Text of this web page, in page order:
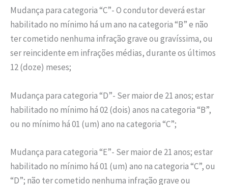
Mudança para categoria “C”- O condutor deverá estar
habilitado no mínimo há um ano na categoria “B” e não
ter cometido nenhuma infração grave ou gravíssima, ou
ser reincidente em infrações médias, durante os últimos
12 (doze) meses;
Mudança para categoria “D”- Ser maior de 21 anos; estar
habilitado no mínimo há 02 (dois) anos na categoria “B”,
ou no mínimo há 01 (um) ano na categoria “C”;
Mudança para categoria “E”- Ser maior de 21 anos; estar
habilitado no mínimo há 01 (um) ano na categoria “C”, ou
“D”; não ter cometido nenhuma infração grave ou